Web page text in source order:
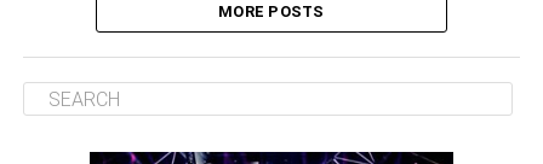
MORE POSTS